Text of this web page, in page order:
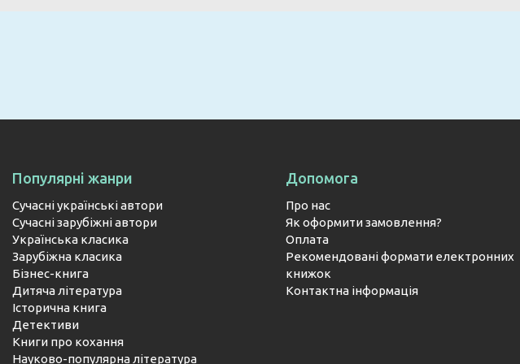
Популярні жанри
Сучасні українські автори
Сучасні зарубіжні автори
Українська класика
Зарубіжна класика
Бізнес-книга
Дитяча література
Історична книга
Детективи
Книги про кохання
Науково-популярна література
Допомога
Про нас
Як оформити замовлення?
Оплата
Рекомендовані формати електронних
книжок
Контактна інформація